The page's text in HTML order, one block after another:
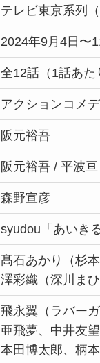
テレビ東京系列
2024年9月4日〜
全12話（1話あた
アクションコメ
阪元裕吾
阪元裕吾 / 平波
森野宣彦
syudou「あいき
髙石あかり（杉
澤彩織（深川まひ
飛永翼（ラバー
亜飛夢、中井友
本田博太郎、柄